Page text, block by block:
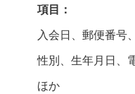
項目：
入会日、郵便番号
性別、生年月日、
ほか